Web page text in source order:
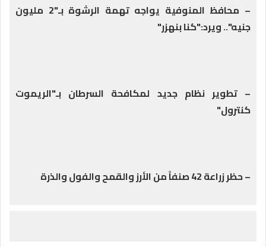
– محافظ المنوفية يواجه تهمة الرشوة بـ"2 مليون
جنيه".. ويرد:"كنا بنهزر"
– تطوير نظام جديد لمكافحة السرطان بـ"الريموت
كنترول"
– حظر زراعة 42 صنفاً من الأرز والقمح والفول والذرة